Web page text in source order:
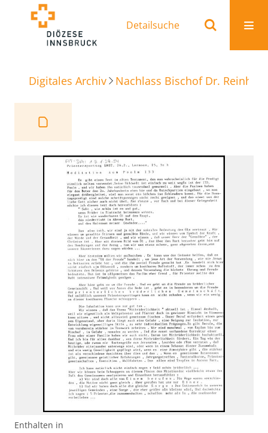
Detailsuche
Digitales Archiv Nachlass Bischof Dr.
Enthalten in